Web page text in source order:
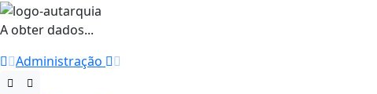
A obter dados...
Administração